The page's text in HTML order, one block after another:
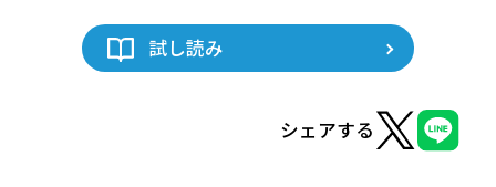
試し読み
シェアする